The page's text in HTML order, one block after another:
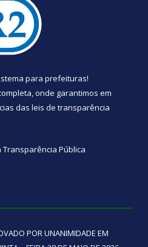
para prefeituras!
onde garantimos em
das leis de transparência
Transparência Pública
POR UNANIMIDADE EM